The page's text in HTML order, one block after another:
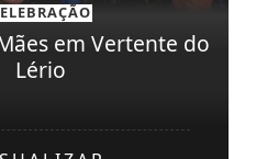
em Vertente do
Lério